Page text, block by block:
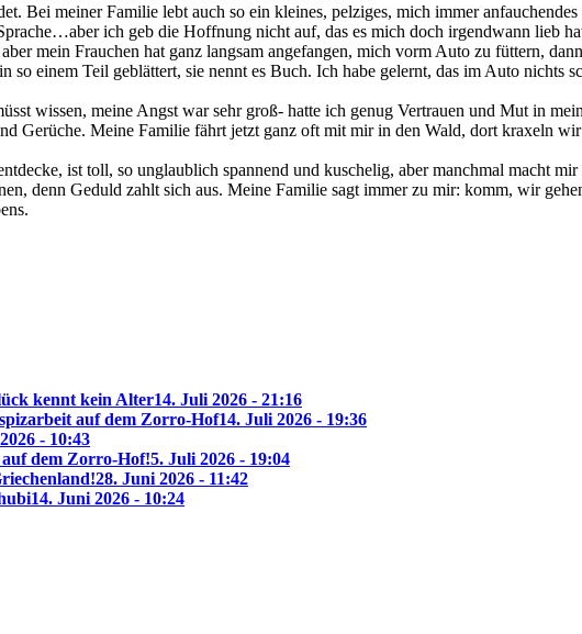
Bei meiner Familie lebt auch so ein kleines, pelziges, mich immer
ich geb die Hoffnung nicht auf, das es mich doch irgendwann lieb
mein Frauchen hat ganz langsam angefangen, mich vorm Auto zu füttern,
so einem Teil geblättert, sie nennt es Buch. Ich habe gelernt, das im Auto nichts
wissen, meine Angst war sehr groß- hatte ich genug Vertrauen und Mut in
Gerüche. Meine Familie fährt jetzt ganz oft mit mir in den Wald, dort kraxeln
ist toll, so unglaublich spannend und kuschelig, aber manchmal macht
denn Geduld zahlt sich aus. Meine Familie sagt immer zu mir: komm, wir
kennt kein Alter14. Juli 2026 - 21:16
auf dem Zorro-Hof14. Juli 2026 - 19:36
- 10:43
auf dem Zorro-Hof!5. Juli 2026 - 19:04
28. Juni 2026 - 11:42
14. Juni 2026 - 10:24